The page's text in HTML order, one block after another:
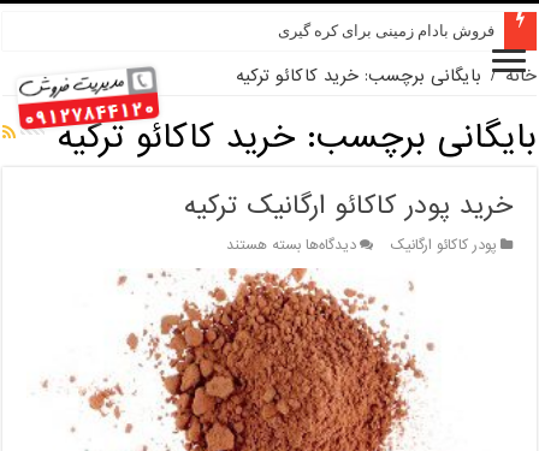
فروش بادام زمینی برای کره گیری
خانه / بایگانی برچسب: خرید کاکائو ترکیه
بایگانی برچسب:خرید کاکائو ترکیه
خرید پودر کاکائو ارگانیک ترکیه
پودر کاکائو ارگانیک دیدگاه‌هابرای
خرید
پودر
کاکائو
ارگانیک
ترکیه
بسته هستند